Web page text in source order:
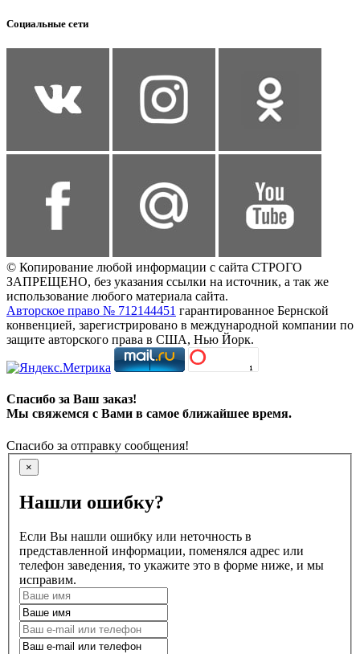
Социальные сети
© Копирование любой информации с сайта СТРОГО
ЗАПРЕЩЕНО, без указания ссылки на источник, а так же
использование любого материала сайта.
Авторское право № 712144451 гарантированное Бернской
конвенцией, зарегистрировано в международной компании по
защите авторского права в США, Нью Йорк.
Спасибо за Ваш заказ!
Мы свяжемся с Вами в самое ближайшее время.
Спасибо за отправку сообщения!
×
Нашли ошибку?
Если Вы нашли ошибку или неточность в
представленной информации, поменялся адрес или
телефон заведения, то укажите это в форме ниже, и мы
исправим.